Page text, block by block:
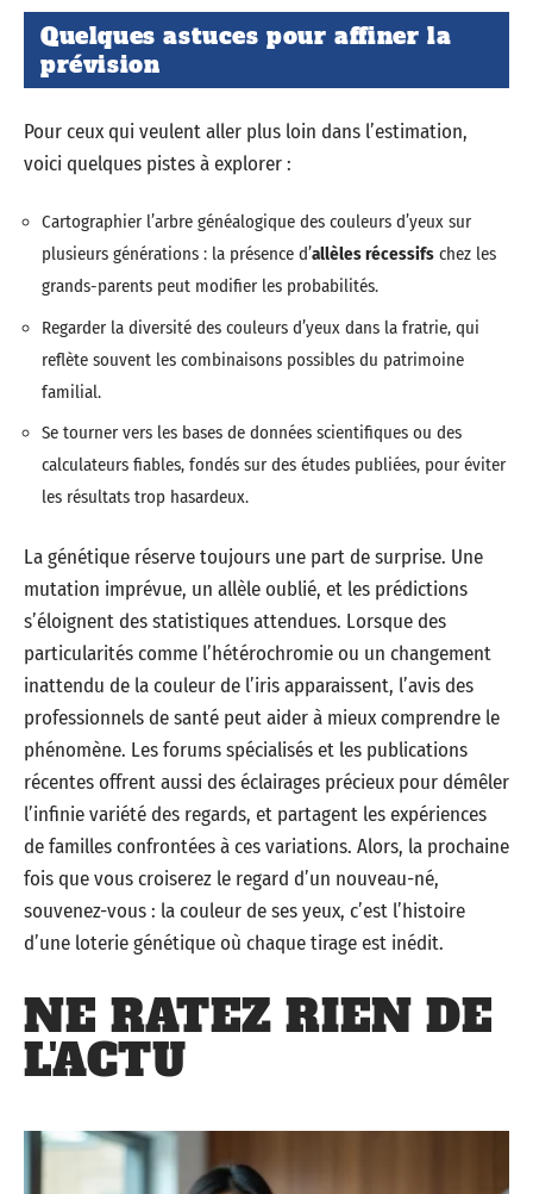
Quelques astuces pour affiner la
prévision
Pour ceux qui veulent aller plus loin dans l’estimation,
voici quelques pistes à explorer :
Cartographier l’arbre généalogique des couleurs d’yeux sur
plusieurs générations : la présence d’allèles récessifs chez les
grands-parents peut modifier les probabilités.
Regarder la diversité des couleurs d’yeux dans la fratrie, qui
reflète souvent les combinaisons possibles du patrimoine
familial.
Se tourner vers les bases de données scientifiques ou des
calculateurs fiables, fondés sur des études publiées, pour éviter
les résultats trop hasardeux.
La génétique réserve toujours une part de surprise. Une
mutation imprévue, un allèle oublié, et les prédictions
s’éloignent des statistiques attendues. Lorsque des
particularités comme l’hétérochromie ou un changement
inattendu de la couleur de l’iris apparaissent, l’avis des
professionnels de santé peut aider à mieux comprendre le
phénomène. Les forums spécialisés et les publications
récentes offrent aussi des éclairages précieux pour démêler
l’infinie variété des regards, et partagent les expériences
de familles confrontées à ces variations. Alors, la prochaine
fois que vous croiserez le regard d’un nouveau-né,
souvenez-vous : la couleur de ses yeux, c’est l’histoire
d’une loterie génétique où chaque tirage est inédit.
NE RATEZ RIEN DE
L'ACTU